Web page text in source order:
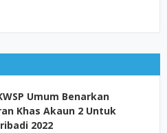
Umum Benarkan
Khas Akaun 2 Untuk
2022